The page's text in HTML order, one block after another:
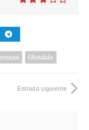
Ufotable
Entrada siguiente